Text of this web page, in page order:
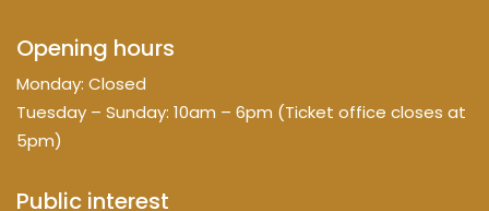
Opening hours
Monday: Closed
Tuesday – Sunday: 10am – 6pm (Ticket office closes at
5pm)
Public interest